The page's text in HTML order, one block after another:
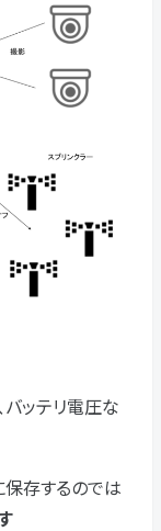
バッテリ電圧な
存するのでは